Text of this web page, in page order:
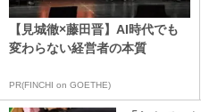
【見城徹×藤田晋】AI時代でも
変わらない経営者の本質
PR(FINCHI on GOETHE)